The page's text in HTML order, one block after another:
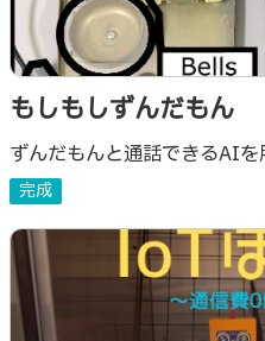
もしもしずんだもん
ずんだもんと通話できるAIを
完成